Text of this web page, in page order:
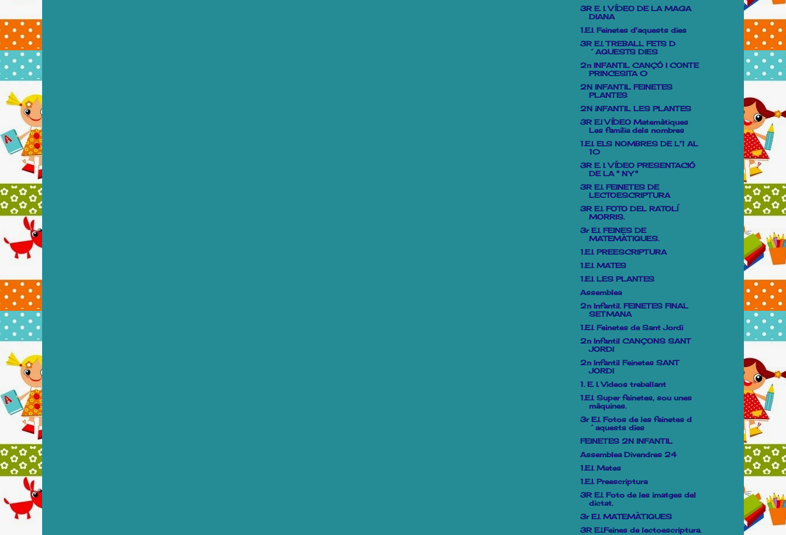
3R E. I. VÍDEO DE LA MAGA
DIANA
1.E.I. Feinetes d'aquests dies
3R E.I. TREBALL FETS D
´AQUESTS DIES
2n INFANTIL CANÇÓ I CONTE
PRINCESITA 0
2N INFANTIL FEINETES
PLANTES
2N iNFANTIL LES PLANTES
3R E.I VÍDEO Matemàtiques
Les família dels nombres
1.E.I. ELS NOMBRES DE L'1 AL
10
3R E. I. VÍDEO PRESENTACIÓ
DE LA " NY "
3R E.I. FEINETES DE
LECTOESCRIPTURA
3R E.I. FOTO DEL RATOLÍ
MORRIS.
3r E.I. FEINES DE
MATEMÀTIQUES.
1.E.I. PREESCRIPTURA
1.E.I. MATES
1.E.I. LES PLANTES
Assemblea
2n Infantil. FEINETES FINAL
SETMANA
1.E.I. Feinetes de Sant Jordi
2n Infantil CANÇONS SANT
JORDI
2n Infantil Feinetes SANT
JORDI
1. E. I. Videos treballant
1.E.I. Super feinetes, sou unes
màquines.
3r E.I. Fotos de les feinetes d
´aquests dies
FEINETES 2N INFANTIL
Assemblea Divendres 24
1.E.I. Mates
1.E.I. Preescriptura
3R E.I. Foto de les imatges del
dictat.
3r E.I. MATEMÀTIQUES
3R E.I.Feines de lectoescriptura.